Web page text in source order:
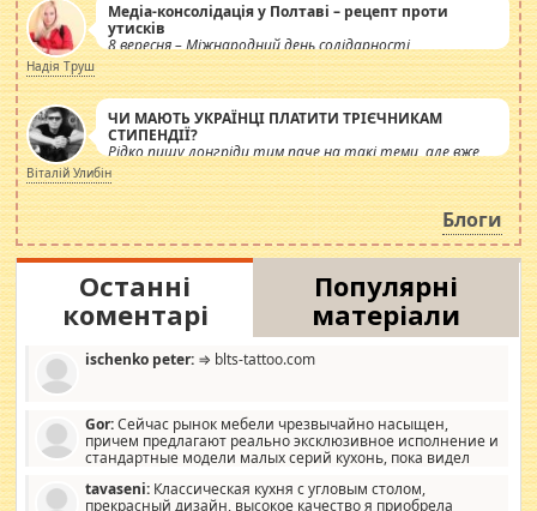
Медіа-консолідація у Полтаві – рецепт проти
утисків
8 вересня – Міжнародний день солідарності
журналістів.
Надія Труш
ЧИ МАЮТЬ УКРАЇНЦІ ПЛАТИТИ ТРІЄЧНИКАМ
СТИПЕНДІЇ?
Рідко пишу лонгріди тим паче на такі теми, але вже
просто дістало! Обурюють сьогоднішні інсенуації
навколо стипендіального питання. Штучно
роздувається ще одна соціальна катастрофа.
Віталій Улибін
Блоги
Останні
коментарі
Популярні
матеріали
ischenko peter: ⇒ blts-tattoo.com
Gor:Сейчас рынок мебели чрезвычайно насыщен,
причем предлагают реально эксклюзивное исполнение и
стандартные модели малых серий кухонь, пока видел
стандартные формы, в MebelOk, креативненько и что главное -
tavaseni: Классическая кухня с угловым столом,
прекрасный дизайн, высокое качество я приобрела